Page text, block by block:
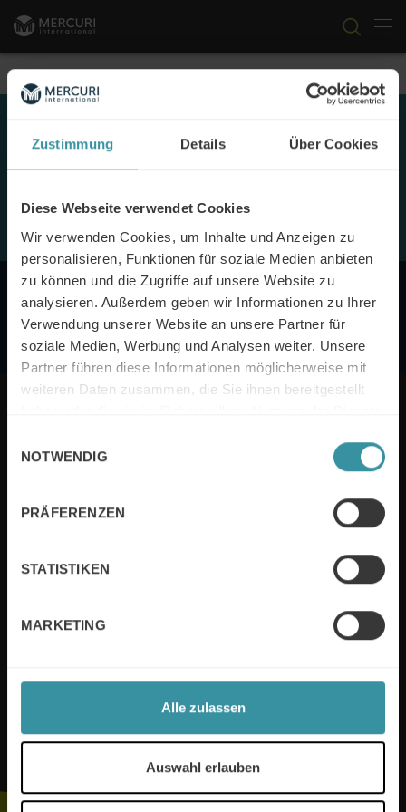
Zustimmung Details Über Cookies
Diese Webseite verwendet Cookies
Wir verwenden Cookies, um Inhalte und Anzeigen zu
personalisieren, Funktionen für soziale Medien anbieten
zu können und die Zugriffe auf unsere Website zu
analysieren. Außerdem geben wir Informationen zu Ihrer
Verwendung unserer Website an unsere Partner für
soziale Medien, Werbung und Analysen weiter. Unsere
Partner führen diese Informationen möglicherweise mit
weiteren Daten zusammen, die Sie ihnen bereitgestellt
NOTWENDIG
PRÄFERENZEN
STATISTIKEN
MARKETING
Alle zulassen
Auswahl erlauben
Zum Inhalt springen
Zurück
The Power of Artificial
Something went wrong, please check that the
embedded form is correct.
Verhandlungstraining
Datenschutzerklärung
Kooperationspartner